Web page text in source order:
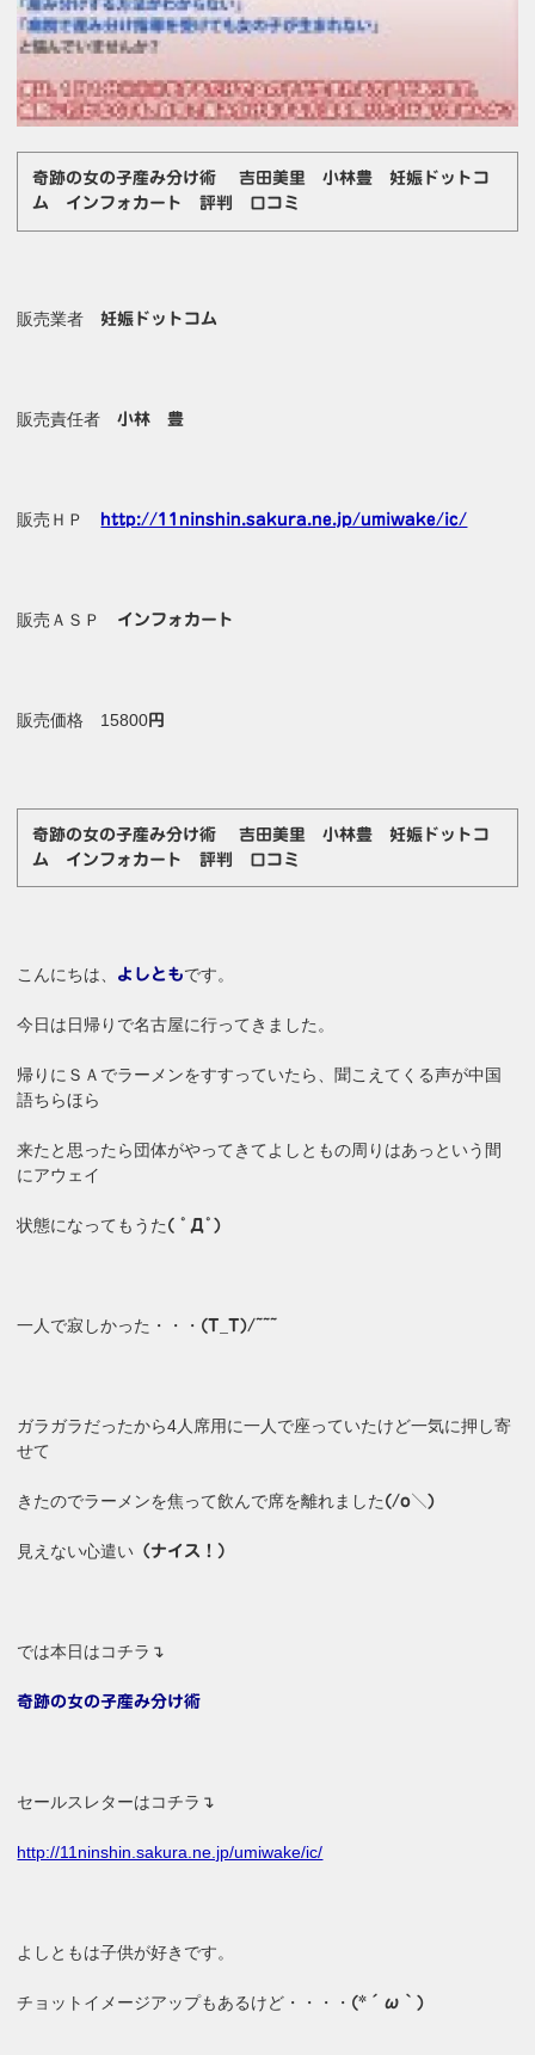
奇跡の女の子産み分け術 吉田美里 小林豊 妊娠ドットコ
ム インフォカート 評判 口コミ
販売業者妊娠ドットコム
販売責任者小林 豊
販売ＨＰ http://11ninshin.sakura.ne.jp/umiwake/ic/
販売ＡＳＰ インフォカート
販売価格 15800円
奇跡の女の子産み分け術 吉田美里 小林豊 妊娠ドットコ
ム インフォカート 評判 口コミ
こんにちは、 よしともです。
今日は日帰りで名古屋に行ってきました。
帰りにＳＡでラーメンをすすっていたら、聞こえてくる声が中国
語ちらほら
来たと思ったら団体がやってきてよしともの周りはあっという間
にアウェイ
状態になってもうた ( ﾟДﾟ)
一人で寂しかった・・・ (T_T)/~~~
ガラガラだったから4人席用に一人で座っていたけど一気に押し寄
せて
きたのでラーメンを焦って飲んで席を離れました (/o＼)
見えない心遣い （ナイス！）
では本日はコチラ↴
奇跡の女の子産み分け術
セールスレターはコチラ↴
http://11ninshin.sakura.ne.jp/umiwake/ic/
よしともは子供が好きです。
チョットイメージアップもあるけど・・・・ (*´ω｀)